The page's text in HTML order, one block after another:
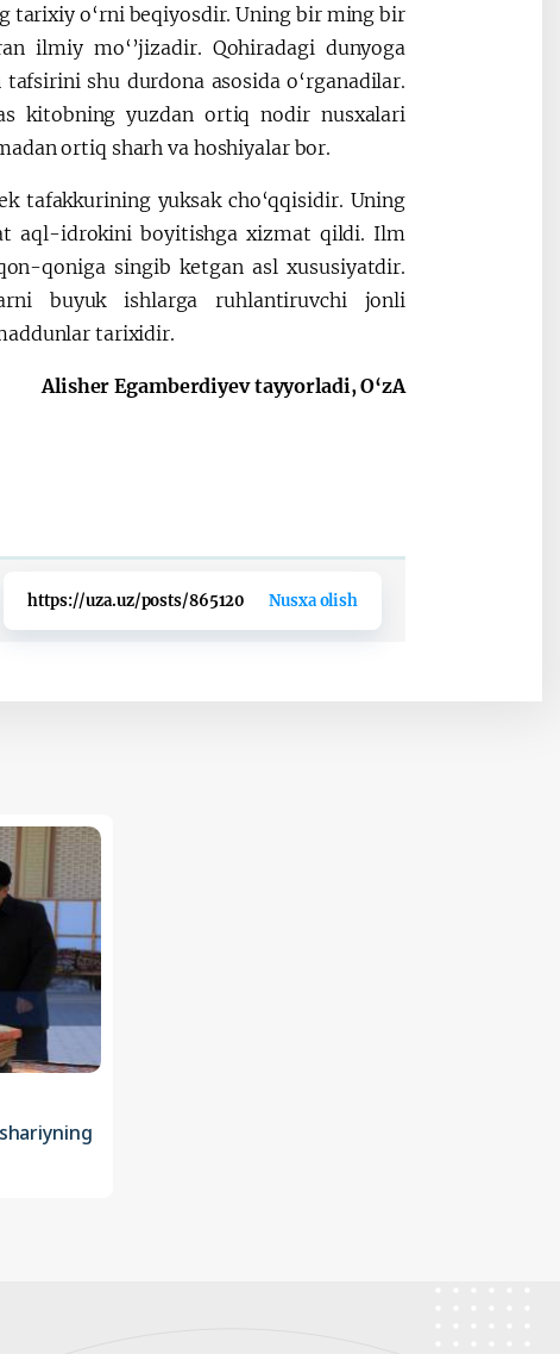
tarixiy o‘rni beqiyosdir. Uning bir ming bir
ilmiy mo‘’jizadir. Qohiradagi dunyoga
shu durdona asosida o‘rganadilar.
kitobning yuzdan ortiq nodir nusxalari
ortiq sharh va hoshiyalar bor.
tafakkurining yuksak cho‘qqisidir. Uning
aql-idrokini boyitishga xizmat qildi. Ilm
qoniga singib ketgan asl xususiyatdir.
buyuk ishlarga ruhlantiruvchi jonli
tarixidir.
Alisher Egamberdiyev tayyorladi, O‘zA
https://uza.uz/posts/865120 Nusxa olish